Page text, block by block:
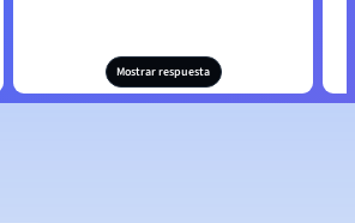
Mostrar respuesta